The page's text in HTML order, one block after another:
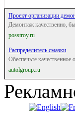
Проект организации
Демонтаж качественно,
posstroy.ru
Распределитель смазки
Обеспечьте
autolgroup.ru